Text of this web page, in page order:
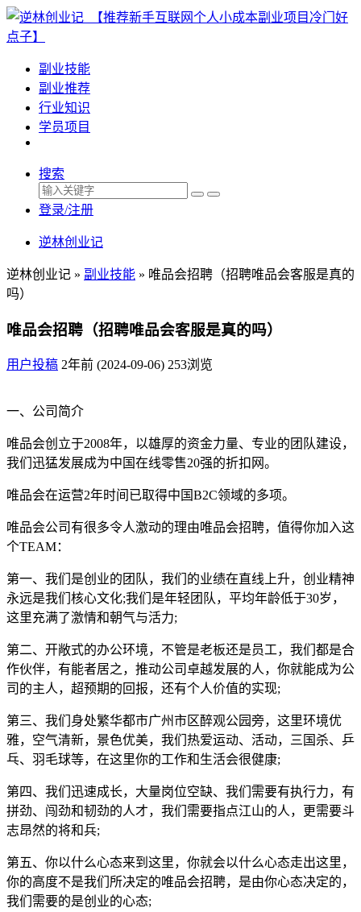
副业技能
副业推荐
行业知识
学员项目
搜索
登录/注册
逆林创业记
逆林创业记 » 副业技能 » 唯品会招聘（招聘唯品会客服是真的
吗）
唯品会招聘（招聘唯品会客服是真的吗）
用户投稿 2年前 (2024-09-06) 253浏览
一、公司简介
唯品会创立于2008年，以雄厚的资金力量、专业的团队建设，
我们迅猛发展成为中国在线零售20强的折扣网。
唯品会在运营2年时间已取得中国B2C领域的多项。
唯品会公司有很多令人激动的理由唯品会招聘，值得你加入这
个TEAM：
第一、我们是创业的团队，我们的业绩在直线上升，创业精神
永远是我们核心文化;我们是年轻团队，平均年龄低于30岁，
这里充满了激情和朝气与活力;
第二、开敞式的办公环境，不管是老板还是员工，我们都是合
作伙伴，有能者居之，推动公司卓越发展的人，你就能成为公
司的主人，超预期的回报，还有个人价值的实现;
第三、我们身处繁华都市广州市区醉观公园旁，这里环境优
雅，空气清新，景色优美，我们热爱运动、活动，三国杀、乒
乓、羽毛球等，在这里你的工作和生活会很健康;
第四、我们迅速成长，大量岗位空缺、我们需要有执行力，有
拼劲、闯劲和韧劲的人才，我们需要指点江山的人，更需要斗
志昂然的将和兵;
第五、你以什么心态来到这里，你就会以什么心态走出这里，
你的高度不是我们所决定的唯品会招聘，是由你心态决定的，
我们需要的是创业的心态;